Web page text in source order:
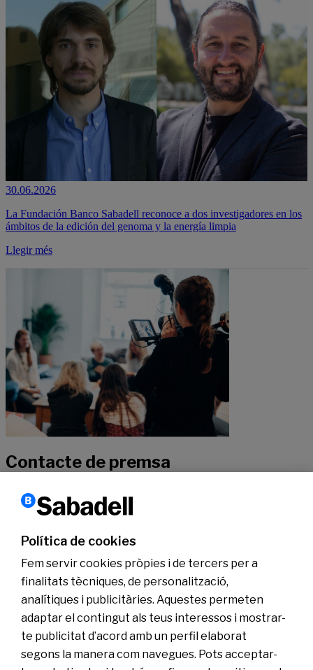
30.06.2026
La Fundación Banco Sabadell reconoce a dos investigadores en los
ámbitos de la edición del genoma y la energía limpia
Llegir més
Contacte de premsa
Si vols rebre més informació sobre la nostra actualitat, pots posar-te
Contactar
Coneix-nos
Sala de Premsa
Actualitat
Pla de Pensions d’Ocupació Banc Sabadell
Política de cookies
Fem servir cookies pròpies i de tercers per a
finalitats tècniques, de personalització,
analítiques i publicitàries. Aquestes permeten
adaptar el contingut als teus interessos i mostrar-
te publicitat d’acord amb un perfil elaborat
segons la manera com navegues. Pots acceptar-